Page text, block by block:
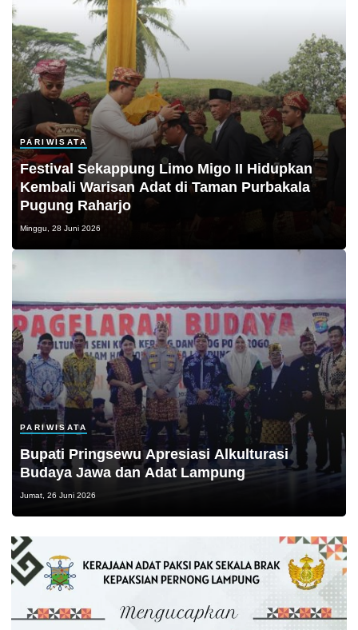
PARIWISATA
Festival Sekappung Limo Migo II Hidupkan
Kembali Warisan Adat di Taman Purbakala
Pugung Raharjo
Minggu, 28 Juni 2026
PARIWISATA
Bupati Pringsewu Apresiasi Alkulturasi
Budaya Jawa dan Adat Lampung
Jumat, 26 Juni 2026